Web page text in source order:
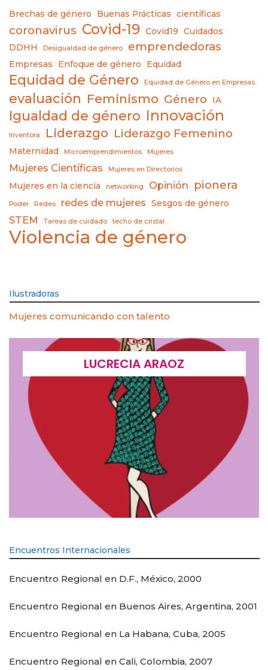
Brechas de género Buenas Prácticas científicas
coronavirus Covid-19 Covid19
Cuidados
DDHH
Desigualdad de género emprendedoras
Empresas Enfoque de género Equidad
Equidad de Género Equidad de Género en Empresas
evaluación Feminismo Género IA
Igualdad de género Innovación
Inventora Liderazgo Liderazgo Femenino
Maternidad Microemprendimientos Mujeres
Mujeres Científicas Mujeres en Directorios
Mujeres en la ciencia networking Opinión pionera
Poder Redes redes de mujeres Sesgos de género
STEM Tareas de cuidado techo de cristal
Violencia de género
Ilustradoras
Mujeres comunicando con talento
LUCRECIA ARAOZ
Encuentros Internacionales
Encuentro Regional en D.F., México, 2000
Encuentro Regional en Buenos Aires, Argentina, 2001
Encuentro Regional en La Habana, Cuba, 2005
Encuentro Regional en Cali, Colombia, 2007